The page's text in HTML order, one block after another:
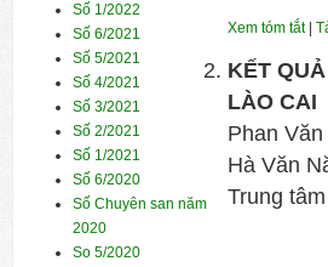
Số 1/2022
Số 6/2021
Số 5/2021
Số 4/2021
Số 3/2021
Số 2/2021
Số 1/2021
Số 6/2020
Số Chuyên san năm
2020
So 5/2020
Xem tóm tắt|
KẾT
LÀO CAI
Phan
Hà Văn
Trung